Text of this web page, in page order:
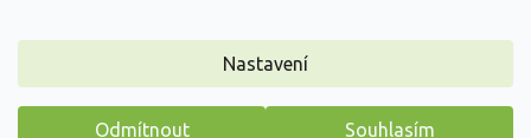
Nastavení
Odmítnout Souhlasím
Vytvořil Shoptet
Copyright 2026 Zahradnictví Spomyšl
. Všechna práva